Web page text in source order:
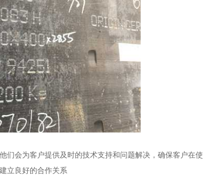
们会为客户提供及时的技术支持和问题解决，确保客户在
立良好的合作关系